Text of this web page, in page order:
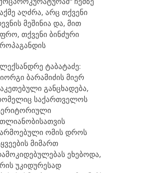
აღძრა, არც თქვენი
მეშინია და, მით
თქვენი ბინძური
ტაბატაძე:
ბარამიძის მიერ
განცხადება,
საქართველოს
ომის დროს
მიმართ
ეხებოდა,
უკიდურესად